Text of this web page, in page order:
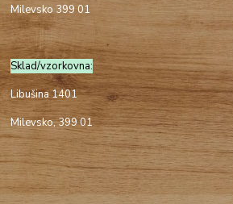
Milevsko 399 01
Sklad/vzorkovna:
Libušina 1401
Milevsko, 399 01